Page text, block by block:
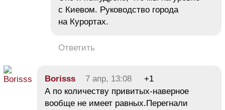
с Киевом. Руководство города
на Курортах.
Ответить
Borisss 7 апр, 13:08
+1
А по количеству привитых-наверное
вообще не имеет равных.Перегнали